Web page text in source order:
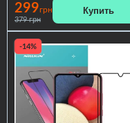
299грн
379 грн
Купить
-14%